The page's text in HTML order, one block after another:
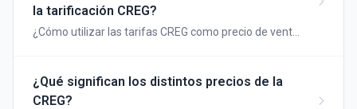
la tarificación CREG?
¿Cómo utilizar las tarifas CREG como precio de venta
¿Qué significan los distintos precios de la
CREG?